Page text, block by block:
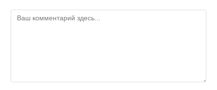
Комментарий